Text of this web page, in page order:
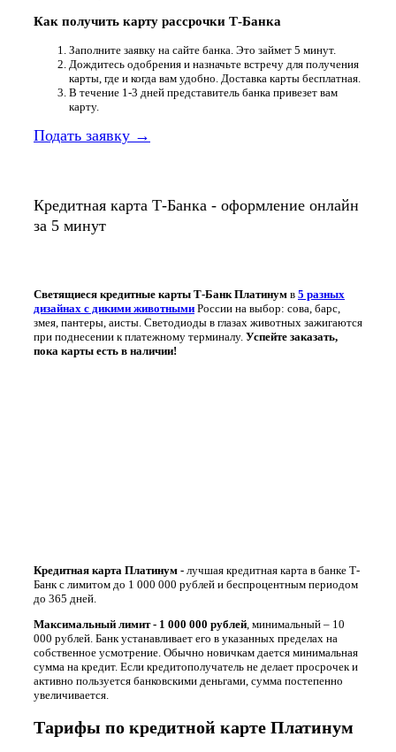
Как получить карту рассрочки Т-Банка
Заполните заявку на сайте банка. Это займет 5 минут.
Дождитесь одобрения и назначьте встречу для получения
карты, где и когда вам удобно. Доставка карты бесплатная.
В течение 1-3 дней представитель банка привезет вам
карту.
Подать заявку →
Кредитная карта Т-Банка - оформление онлайн
за 5 минут
Светящиеся кредитные карты Т-Банк Платинум в 5 разных
дизайнах с дикими животными России на выбор: сова, барс,
змея, пантеры, аисты. Светодиоды в глазах животных зажигаются
при поднесении к платежному терминалу. Успейте заказать,
пока карты есть в наличии!
Кредитная карта Платинум - лучшая кредитная карта в банке Т-
Банк с лимитом до 1 000 000 рублей и беспроцентным периодом
до 365 дней.
Максимальный лимит - 1 000 000 рублей , минимальный – 10
000 рублей. Банк устанавливает его в указанных пределах на
собственное усмотрение. Обычно новичкам дается минимальная
сумма на кредит. Если кредитополучатель не делает просрочек и
активно пользуется банковскими деньгами, сумма постепенно
увеличивается.
Тарифы по кредитной карте Платинум